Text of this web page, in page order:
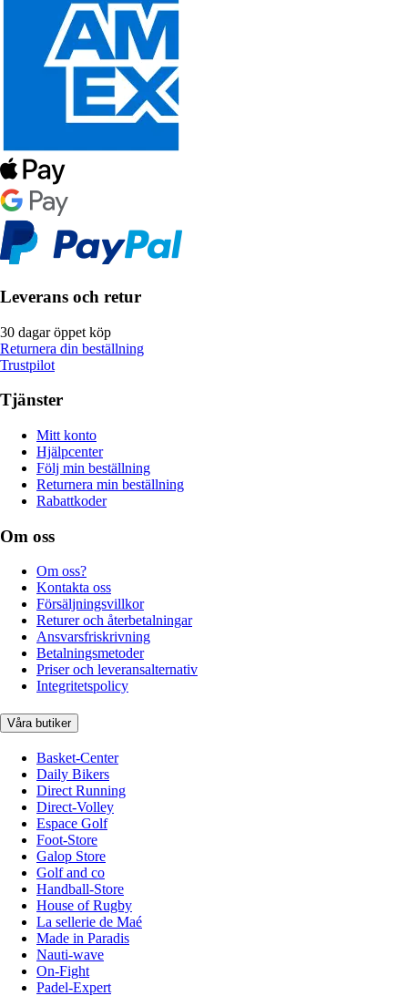
Leverans och retur
30 dagar öppet köp
Returnera din beställning
Trustpilot
Tjänster
Mitt konto
Hjälpcenter
Följ min beställning
Returnera min beställning
Rabattkoder
Om oss
Om oss?
Kontakta oss
Försäljningsvillkor
Returer och återbetalningar
Ansvarsfriskrivning
Betalningsmetoder
Priser och leveransalternativ
Integritetspolicy
Våra butiker
Basket-Center
Daily Bikers
Direct Running
Direct-Volley
Espace Golf
Foot-Store
Galop Store
Golf and co
Handball-Store
House of Rugby
La sellerie de Maé
Made in Paradis
Nauti-wave
On-Fight
Padel-Expert